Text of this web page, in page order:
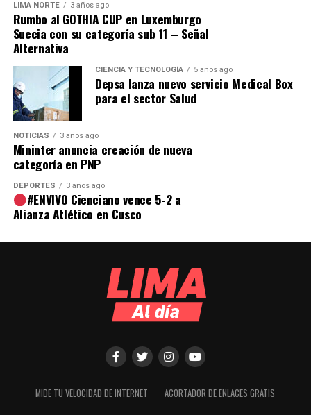
LIMA NORTE 3 años ago
Rumbo al GOTHIA CUP en Luxemburgo
Suecia con su categoría sub 11 – Señal
Alternativa
CIENCIA Y TECNOLOGÍA 5 años ago
Depsa lanza nuevo servicio Medical Box
para el sector Salud
NOTICIAS 3 años ago
Mininter anuncia creación de nueva
categoría en PNP
DEPORTES 3 años ago
#ENVIVO Cienciano vence 5-2 a
Alianza Atlético en Cusco
MIDE TU VELOCIDAD DE INTERNET ACORTADOR DE ENLACES GRATIS